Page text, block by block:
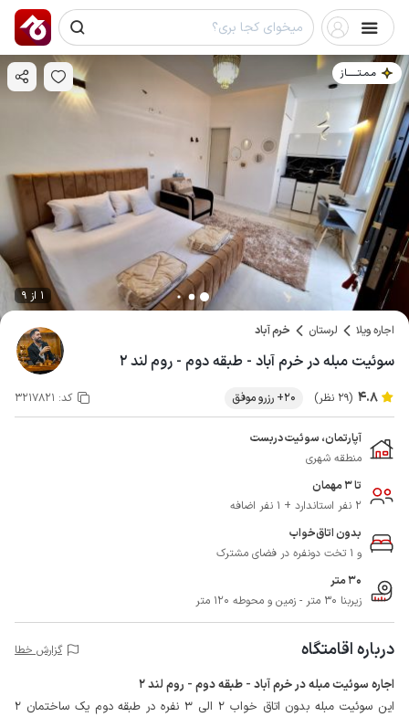
مـمـتــــــاز
1 از 9
اجاره ویلا لرستان خرم آباد
سوئیت مبله در خرم آباد - طبقه دوم - روم لند ۲
4.8 (29 نظر) 20+ رزرو موفق کد: 3217821
آپارتمان، سوئیت دربست
منطقه شهری
تا 3 مهمان
2 نفر استاندارد + 1 نفر اضافه
بدون اتاق‌خواب
و 1 تخت دونفره در فضای مشترک
30 متر
زیربنا 30 متر - زمین و محوطه 120 متر
درباره اقامتگاه گزارش خطا
اجاره سوئیت مبله در خرم آباد - طبقه دوم - روم لند 2
این سوئیت مبله بدون اتاق خواب 2 الی 3 نفره در طبقه دوم یک ساختمان 2